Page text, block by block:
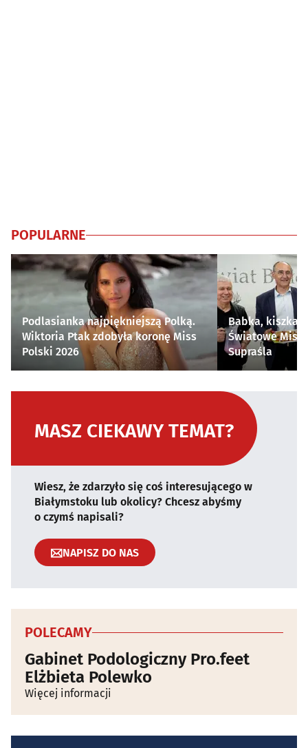
POPULARNE
Podlasianka najpiękniejszą Polką.
Wiktoria Ptak zdobyła koronę Miss
Polski 2026
Babka, kiszka i
Światowe
Supraśla
MASZ CIEKAWY TEMAT?
Wiesz, że zdarzyło się coś interesującego w
Białymstoku lub okolicy? Chcesz abyśmy
o czymś napisali?
NAPISZ DO NAS
POLECAMY
Gabinet Podologiczny Pro.feet
Elżbieta Polewko
Więcej informacji